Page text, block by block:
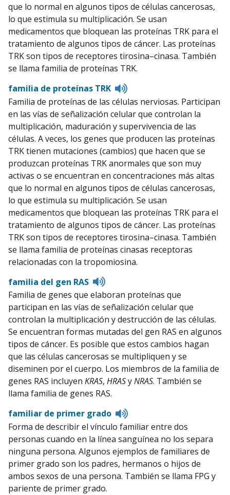
que lo normal en algunos tipos de células cancerosas,
lo que estimula su multiplicación. Se usan
medicamentos que bloquean las proteínas TRK para el
tratamiento de algunos tipos de cáncer. Las proteínas
TRK son tipos de receptores tirosina–cinasa. También
se llama familia de proteínas TRK.
familia de proteínas TRK
Listen
to
pronunciation
Familia de proteínas de las células nerviosas. Participan
en las vías de señalización celular que controlan la
multiplicación, maduración y supervivencia de las
células. A veces, los genes que producen las proteínas
TRK tienen mutaciones (cambios) que hacen que se
produzcan proteínas TRK anormales que son muy
activas o se encuentran en concentraciones más altas
que lo normal en algunos tipos de células cancerosas,
lo que estimula su multiplicación. Se usan
medicamentos que bloquean las proteínas TRK para el
tratamiento de algunos tipos de cáncer. Las proteínas
TRK son tipos de receptores tirosina–cinasa. También
se llama familia de proteínas cinasas receptoras
relacionadas con la tropomiosina.
familia del gen RAS
Listen
pronunciation
Familia de genes que elaboran proteínas que
participan en las vías de señalización celular que
controlan la multiplicación y destrucción de las células.
Se encuentran formas mutadas del gen RAS en algunos
tipos de cáncer. Es posible que estos cambios hagan
que las células cancerosas se multipliquen y se
diseminen por el cuerpo. Los miembros de la familia de
genes RAS incluyen KRAS, HRASyNRAS. También se
llama familia de genes RAS.
familiar de primer grado
Listen
to
pronunciation
Forma de describir el vínculo familiar entre dos
personas cuando en la línea sanguínea no los separa
ninguna persona. Algunos ejemplos de familiares de
primer grado son los padres, hermanos o hijos de
ambos sexos de una persona. También se llama FPG y
pariente de primer grado.